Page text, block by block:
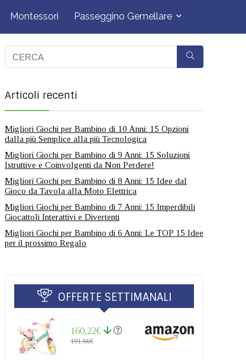
Montessori Passeggino Gemellare
Articoli recenti
Migliori Giochi per Bambino di 10 Anni: 15 Opzioni
dalla più Semplice alla più Tecnologica
Migliori Giochi per Bambino di 9 Anni: 15 Soluzioni
Istruttive e Coinvolgenti da Non Perdere!
Migliori Giochi per Bambino di 8 Anni: 15 Idee dal
Gioco da Tavola alla Moto Elettrica
Migliori Giochi per Bambino di 7 Anni: 15 Imperdibili
Giocattoli Interattivi e Divertenti
Migliori Giochi per Bambino di 6 Anni: Le TOP 15 Idee
per il prossimo Regalo
OFFERTE SETTIMANALI
160,22€
191,66€